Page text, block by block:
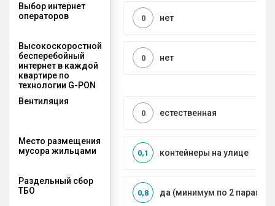
Выбор интернет
операторов
нет
0
Высокоскоростной
бесперебойный
интернет в каждой
квартире по
технологии G-PON
нет
0
Вентиляция
естественная
0
Место размещения
мусора жильцами
контейнеры на улице
0,1
Раздельный сбор
ТБО
да (минимум по 2
0,8